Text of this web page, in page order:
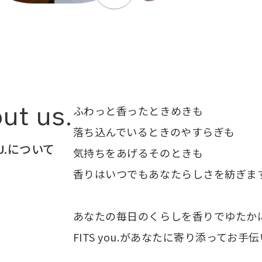
us.
について
ふわっと香ったときめきも
落ち込んでいるときのやすらぎも
気持ちをあげるそのときも
香りはいつでもあなたらしさを紡ぎま
あなたの毎日のくらしを香りでゆたか
FITS you.があなたに寄り添ってお手